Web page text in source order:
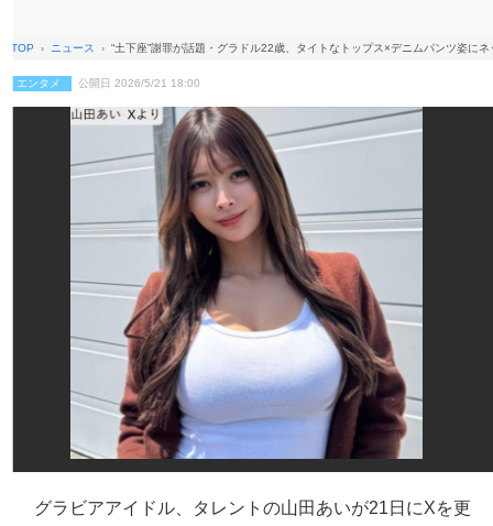
TOP ニュース “土下座”謝罪が話題・グラドル22歳、タイトなトップス×デニムパンツ姿に
エンタメ 公開日 2026/5/21 18:00
グラビアアイドル、タレントの山田あいが21日にXを更